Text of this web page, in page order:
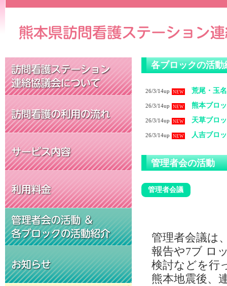
各ブロックの活動
26/3/14up NEW 荒尾・玉
26/3/14up NEW 熊本ブロ
26/3/14up NEW 天草ブロ
26/3/14up NEW 人吉ブロ
管理者会の活動
管理者会議
管理者会議は
報告や7ブ ロ
検討などを行
熊本地震後、